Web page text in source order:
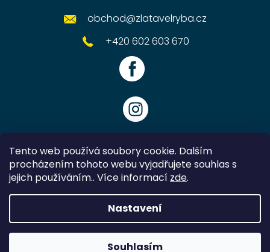
Tento web používá soubory cookie. Dalším
procházením tohoto webu vyjadřujete souhlas s
jejich používáním.. Více informací zde.
Nastavení
Souhlasím
obchod@zlatavelryba.cz
+420 602 603 670
Vytvořil Shoptet
Zlatavelryba.cz. Všechna práva vyhrazena.